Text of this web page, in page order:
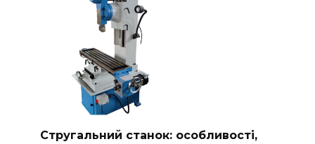
Стругальний станок: особливості,